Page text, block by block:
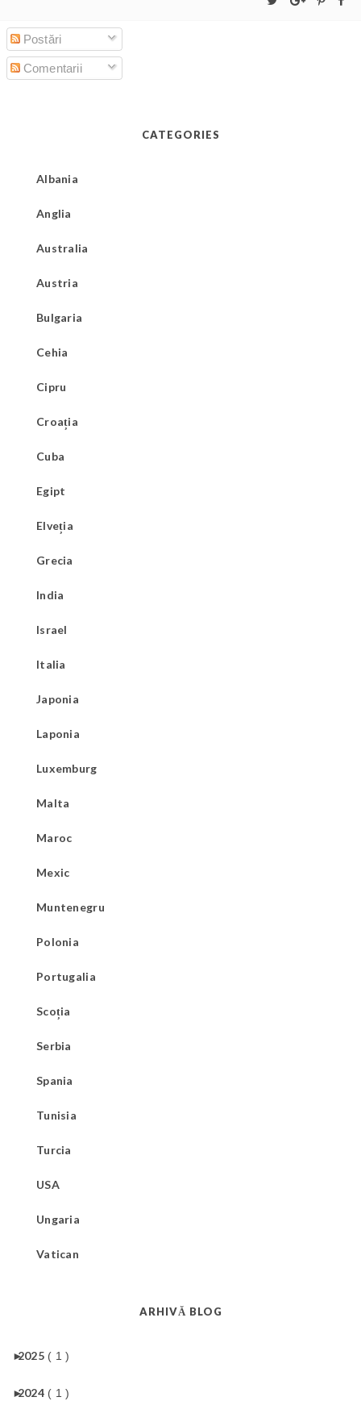
Postări
Comentarii
CATEGORIES
Albania
Anglia
Australia
Austria
Bulgaria
Cehia
Cipru
Croația
Cuba
Egipt
Elveția
Grecia
India
Israel
Italia
Japonia
Laponia
Luxemburg
Malta
Maroc
Mexic
Muntenegru
Polonia
Portugalia
Scoția
Serbia
Spania
Tunisia
Turcia
USA
Ungaria
Vatican
ARHIVĂ BLOG
►
2025 ( 1 )
►
2024 ( 1 )